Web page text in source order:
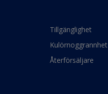
Tillgänglighet
Kulörnoggrannhet
Återförsäljare